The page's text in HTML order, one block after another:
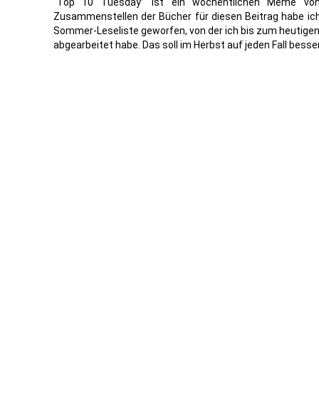
Zusammenstellen der Bücher für diesen Beitrag habe
Sommer-Leseliste geworfen, von der ich bis zum
abgearbeitet habe. Das soll im Herbst auf jeden Fall